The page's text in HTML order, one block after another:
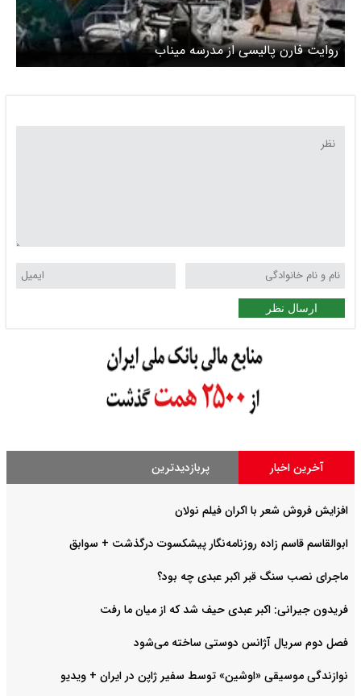
روایت فارن پالیسی از مدرسه میناب
ارسال نظر
آخرین اخبار پربازدیدترین
افزایش فروش شعر با اکران فیلم نولان
ابوالقاسم قاسم زاده روزنامه‌نگار پیشکسوت درگذشت + سوابق
ماجرای نصب سنگ قبر اکبر عبدی چه بود؟
فریدون جیرانی: اکبر عبدی حیف شد که از میان ما رفت
فصل دوم سریال آژانس دوستی ساخته می‌شود
نوازندگی موسیقی «اوشین» توسط سفیر ژاپن در ایران + ویدیو